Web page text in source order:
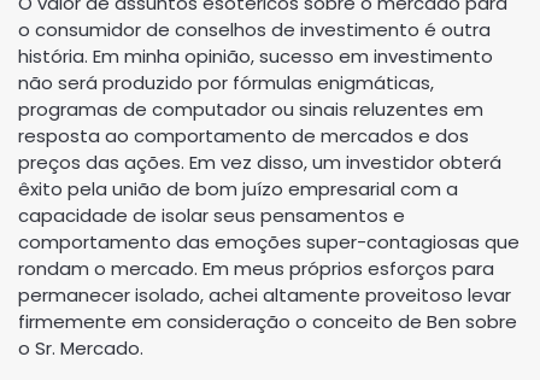
o consumidor de conselhos de investimento é outra
história. Em minha opinião, sucesso em investimento
não será produzido por fórmulas enigmáticas,
programas de computador ou sinais reluzentes em
resposta ao comportamento de mercados e dos
preços das ações. Em vez disso, um investidor obterá
êxito pela união de bom juízo empresarial com a
capacidade de isolar seus pensamentos e
comportamento das emoções super-contagiosas que
rondam o mercado. Em meus próprios esforços para
permanecer isolado, achei altamente proveitoso levar
firmemente em consideração o conceito de Ben sobre
o Sr. Mercado.